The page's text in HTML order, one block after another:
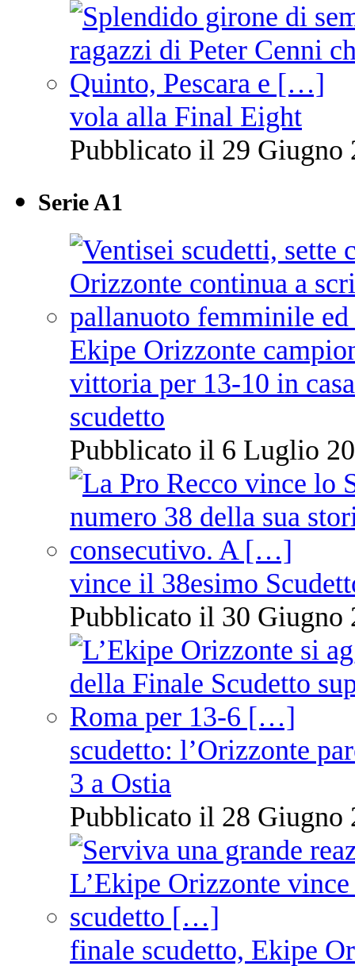
vola alla Final Eight
Pubblicato il 29 Giugno
Serie A1
Ekipe Orizzonte
vittoria per 13-10 in
scudetto
Pubblicato il 6 Luglio
vince il 38esimo
Pubblicato il 30 Giugno
scudetto: l’Orizzonte
3 a Ostia
Pubblicato il 28 Giugno
finale scudetto, Ekipe